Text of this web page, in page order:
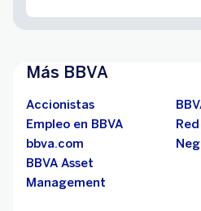
Más BBVA
Accionistas
Empleo en BBVA
bbva.com
BBVA Asset
Management